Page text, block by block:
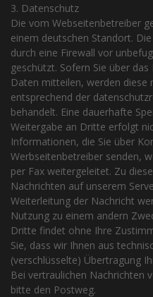
3. Datenschutz
Die vom Webseitenbetreiber
einem deutschen Standort.
durch eine Firewall vor
geschützt. Sofern Sie über
Daten mitteilen, werden diese
entsprechend der
behandelt. Eine dauerhafte
Weitergabe an Dritte erfolgt
Informationen, die Sie über
Werbseitenbetreiber senden,
per Fax weitergeleitet. Zu
Nachrichten auf unserem
Weiterleitung der Nachricht
Nutzung zu einem andern
Dritte findet ohne Ihre
Sie, dass wir Ihnen aus
(verschlüsselte) Übertragung
Bei vertraulichen Nachrichten
bitte den Postweg.